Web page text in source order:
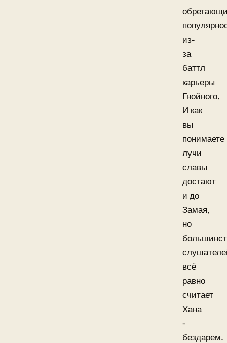
из-
за
баттл
карьеры
Гнойного.
И как
вы
понимаете
лучи
славы
достают
и до
Замая,
но
всё
равно
считает
Хана
-
бездарем.